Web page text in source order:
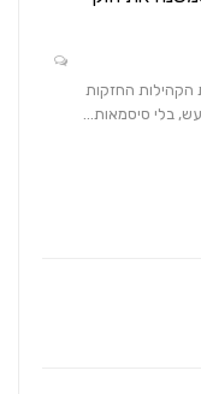
הקהילות החזקות
בלי סיסמאות…